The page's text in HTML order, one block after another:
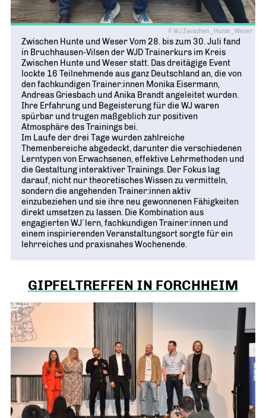
© WJ Zwischen_Hunte_Weser
Zwischen Hunte und Weser Vom 28. bis zum 30. Juli fand
in Bruchhausen-Vilsen der WJD Trainerkurs im Kreis
Zwischen Hunte und Weser statt. Das dreitägige Event
lockte 16 Teilnehmende aus ganz Deutschland an, die von
den fachkundigen Trainer:innen Monika Eisermann,
Andreas Griesbach und Anika Brandt angeleitet wurden.
Ihre Erfahrung und Begeisterung für die WJ waren
spürbar und trugen maßgeblich zur positiven
Atmosphäre des Trainings bei.
Im Laufe der drei Tage wurden zahlreiche
Themenbereiche abgedeckt, darunter die verschiedenen
Lerntypen von Erwachsenen, effektive Lehrmethoden und
die Gestaltung interaktiver Trainings. Der Fokus lag
darauf, nicht nur theoretisches Wissen zu vermitteln,
sondern die angehenden Trainer:innen aktiv
einzubeziehen und sie ihre neu gewonnenen Fähigkeiten
direkt umsetzen zu lassen. Die Kombination aus
engagierten WJ´lern, fachkundigen Trainer:innen und
einem inspirierenden Veranstaltungsort sorgte für ein
lehrreiches und praxisnahes Wochenende.
GIPFELTREFFEN IN FORCHHEIM